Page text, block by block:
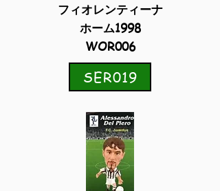
フィオレンティーナ
ホーム1998
WOR006
SER019